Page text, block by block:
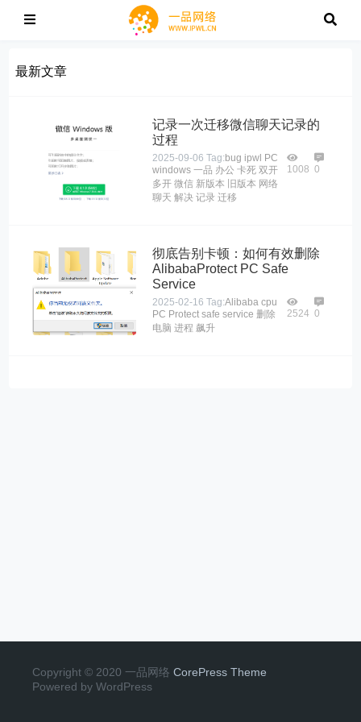
最新文章
记录一次迁移微信聊天记录的
过程
2025-09-06 Tag: bug ipwl PC
windows 一品 办公 卡死 双开
多开 微信 新版本 旧版本 网络
聊天 解决 记录 迁移
1008 0
彻底告别卡顿：如何有效删除
AlibabaProtect PC Safe
Service
2025-02-16 Tag:Alibaba cpu
PC Protect safe service 删除
电脑 进程 飙升
2524 0
Copyright © 2020 一品网络 CorePress Theme
Powered by WordPress